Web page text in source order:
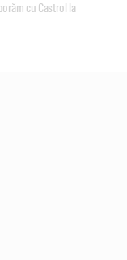
cu Castrol la